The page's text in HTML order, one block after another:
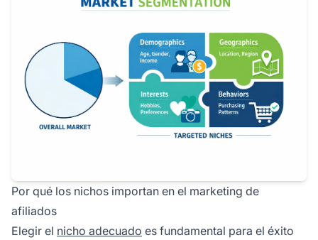
Por qué los nichos importan en el marketing de
afiliados
Elegir el nicho adecuado es fundamental para el éxito